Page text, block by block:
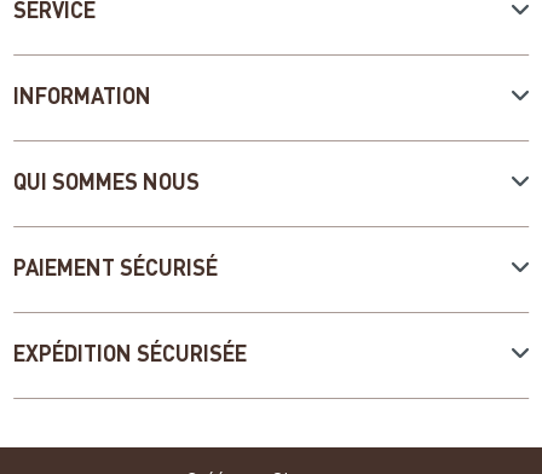
SERVICE
INFORMATION
QUI SOMMES NOUS
PAIEMENT SÉCURISÉ
EXPÉDITION SÉCURISÉE